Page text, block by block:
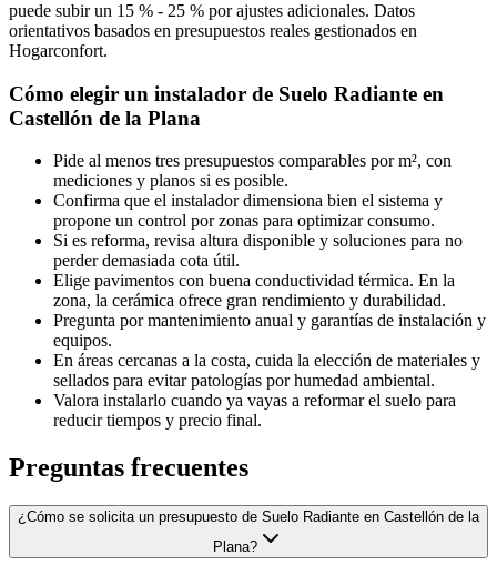
puede subir un 15 % - 25 % por ajustes adicionales. Datos
orientativos basados en presupuestos reales gestionados en
Hogarconfort.
Cómo elegir un instalador de Suelo Radiante en
Castellón de la Plana
Pide al menos tres presupuestos comparables por m², con
mediciones y planos si es posible.
Confirma que el instalador dimensiona bien el sistema y
propone un control por zonas para optimizar consumo.
Si es reforma, revisa altura disponible y soluciones para no
perder demasiada cota útil.
Elige pavimentos con buena conductividad térmica. En la
zona, la cerámica ofrece gran rendimiento y durabilidad.
Pregunta por mantenimiento anual y garantías de instalación y
equipos.
En áreas cercanas a la costa, cuida la elección de materiales y
sellados para evitar patologías por humedad ambiental.
Valora instalarlo cuando ya vayas a reformar el suelo para
reducir tiempos y precio final.
Preguntas frecuentes
¿Cómo se solicita un presupuesto de Suelo Radiante en Castellón de la
Plana?